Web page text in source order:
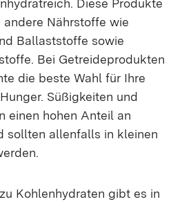
Diese Produkte
Nährstoffe wie
Ballaststoffe sowie
Bei Getreideprodukten
die beste Wahl für Ihre
Süßigkeiten und
einen hohen Anteil an
sollten allenfalls in kleinen
Kohlenhydraten gibt es in